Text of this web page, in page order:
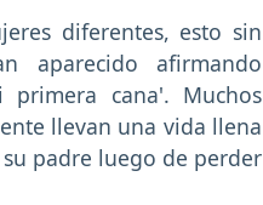
diferentes, esto sin
aparecido afirmando
cana'. Muchos
llevan una vida llena
padre luego de perder